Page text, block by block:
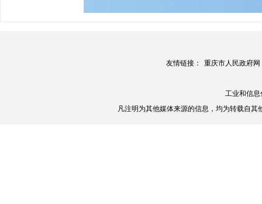
友情链接： 重庆市人民政府网
工业和信
凡注明为其他媒体来源的信息，均为转载自